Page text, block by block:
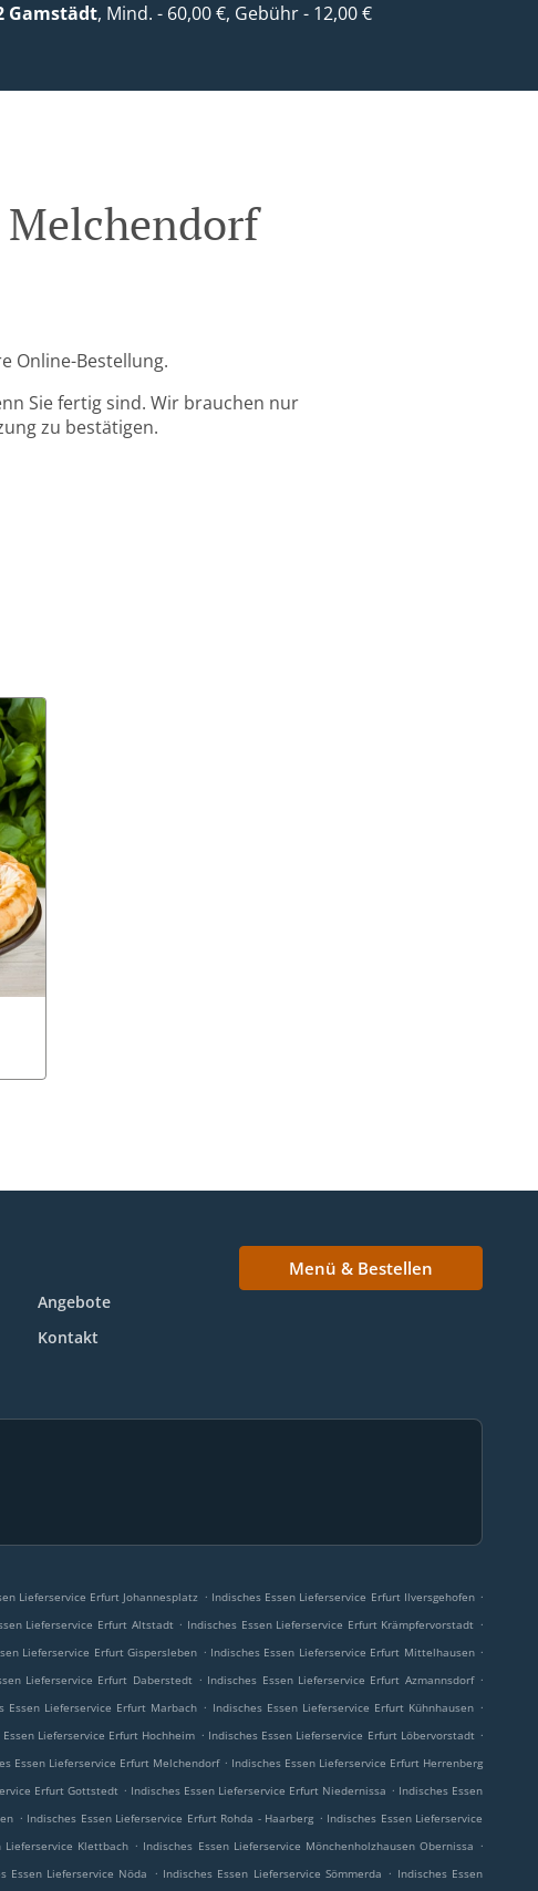
Gamstädt, Mind. - 60,00 €, Gebühr - 12,00 €
Online-Bestellung.
Sie fertig sind. Wir brauchen nur
zu bestätigen.
Angebote
Kontakt
Menü & Bestellen
Lieferservice Erfurt Johannesplatz . Indisches Essen Lieferservice Erfurt Ilversgehofen .
Lieferservice Erfurt Altstadt . Indisches Essen Lieferservice Erfurt Krämpfervorstadt .
Lieferservice Erfurt Gispersleben . Indisches Essen Lieferservice Erfurt Mittelhausen .
Lieferservice Erfurt Daberstedt . Indisches Essen Lieferservice Erfurt Azmannsdorf .
Essen Lieferservice Erfurt Marbach . Indisches Essen Lieferservice Erfurt Kühnhausen .
Lieferservice Erfurt Hochheim . Indisches Essen Lieferservice Erfurt Löbervorstadt .
Essen Lieferservice Erfurt Melchendorf . Indisches Essen Lieferservice Erfurt Herrenberg
Erfurt Gottstedt . Indisches Essen Lieferservice Erfurt Niedernissa . Indisches Essen
. Indisches Essen Lieferservice Erfurt Rohda - Haarberg . Indisches Essen Lieferservice
Lieferservice Klettbach . Indisches Essen Lieferservice Mönchenholzhausen Obernissa .
Essen Lieferservice Nöda . Indisches Essen Lieferservice Sömmerda . Indisches Essen